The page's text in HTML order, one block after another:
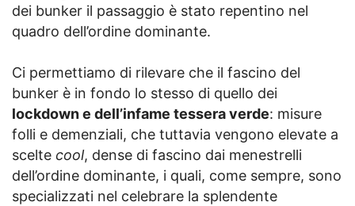
dei bunker il passaggio è stato repentino nel
quadro dell’ordine dominante.
Ci permettiamo di rilevare che il fascino del
bunker è in fondo lo stesso di quello dei
lockdown e dell’infame tessera verde: misure
folli e demenziali, che tuttavia vengono elevate a
scelte cool, dense di fascino dai menestrelli
dell’ordine dominante, i quali, come sempre, sono
specializzati nel celebrare la splendente